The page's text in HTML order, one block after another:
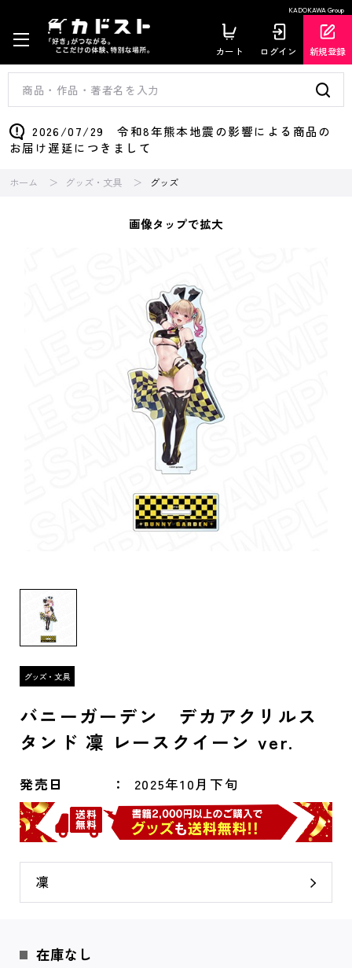
KADOKAWA Group
カート ログイン 新規登録
2026/07/29 令和8年熊本地震の影響による商品の
お届け遅延につきまして
ホーム グッズ・文具 グッズ
画像タップで拡大
バニーガーデン デカアクリルス
タンド 凜 レースクイーン ver.
発売日 2025年10月下旬
凜
在庫なし